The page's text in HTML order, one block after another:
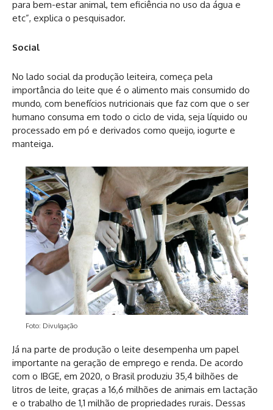
para bem-estar animal, tem eficiência no uso da água e
etc”, explica o pesquisador.
Social
No lado social da produção leiteira, começa pela
importância do leite que é o alimento mais consumido do
mundo, com benefícios nutricionais que faz com que o ser
humano consuma em todo o ciclo de vida, seja líquido ou
processado em pó e derivados como queijo, iogurte e
manteiga.
Foto: Divulgação
Já na parte de produção o leite desempenha um papel
importante na geração de emprego e renda. De acordo
com o IBGE, em 2020, o Brasil produziu 35,4 bilhões de
litros de leite, graças a 16,6 milhões de animais em lactação
e o trabalho de 1,1 milhão de propriedades rurais. Dessas